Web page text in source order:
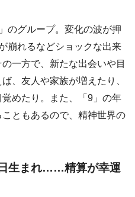
のグループ。変化の波が押
崩れるなどショックな出来
一方で、新たな出会いや目
、友人や家族が増えたり、
めたり。また、「9」の年
ともあるので、精神世界の
生まれ……精算が幸運